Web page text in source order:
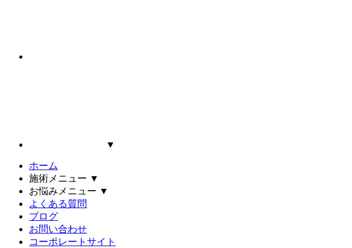
▼
ホーム
施術メニュー ▼
お悩みメニュー ▼
よくある質問
ブログ
お問い合わせ
コーポレートサイト